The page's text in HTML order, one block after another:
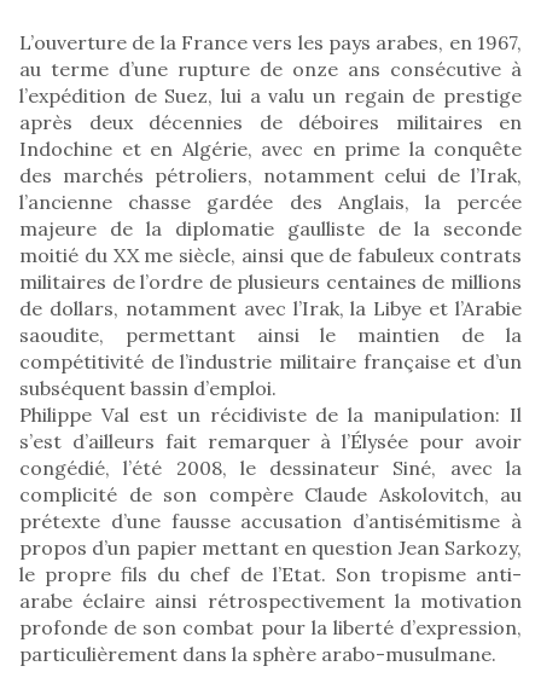
L’ouverture de la France vers les pays arabes, en 1967,
au terme d’une rupture de onze ans consécutive à
l’expédition de Suez, lui a valu un regain de prestige
après deux décennies de déboires militaires en
Indochine et en Algérie, avec en prime la conquête
des marchés pétroliers, notamment celui de l’Irak,
l’ancienne chasse gardée des Anglais, la percée
majeure de la diplomatie gaulliste de la seconde
moitié du XX me siècle, ainsi que de fabuleux contrats
militaires de l’ordre de plusieurs centaines de millions
de dollars, notamment avec l’Irak, la Libye et l’Arabie
saoudite, permettant ainsi le maintien de la
compétitivité de l’industrie militaire française et d’un
subséquent bassin d’emploi.
Philippe Val est un récidiviste de la manipulation: Il
s’est d’ailleurs fait remarquer à l’Élysée pour avoir
congédié, l’été 2008, le dessinateur Siné, avec la
complicité de son compère Claude Askolovitch, au
prétexte d’une fausse accusation d’antisémitisme à
propos d’un papier mettant en question Jean Sarkozy,
le propre fils du chef de l’Etat. Son tropisme anti-
arabe éclaire ainsi rétrospectivement la motivation
profonde de son combat pour la liberté d’expression,
particulièrement dans la sphère arabo-musulmane.